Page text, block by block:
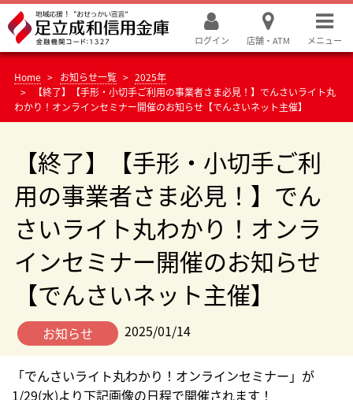
ログイン 店舗・ATM メニュー
Home お知らせ一覧
2025年
【終了】【手形・小切手ご利用の事業者さま必見！】でんさいライト丸
わかり！オンラインセミナー開催のお知らせ【でんさいネット主催】
【終了】【手形・小切手ご利
用の事業者さま必見！】でん
さいライト丸わかり！オンラ
インセミナー開催のお知らせ
【でんさいネット主催】
お知らせ 2025/01/14
「でんさいライト丸わかり！オンラインセミナー」が
1/29(水)より下記画像の日程で開催されます！